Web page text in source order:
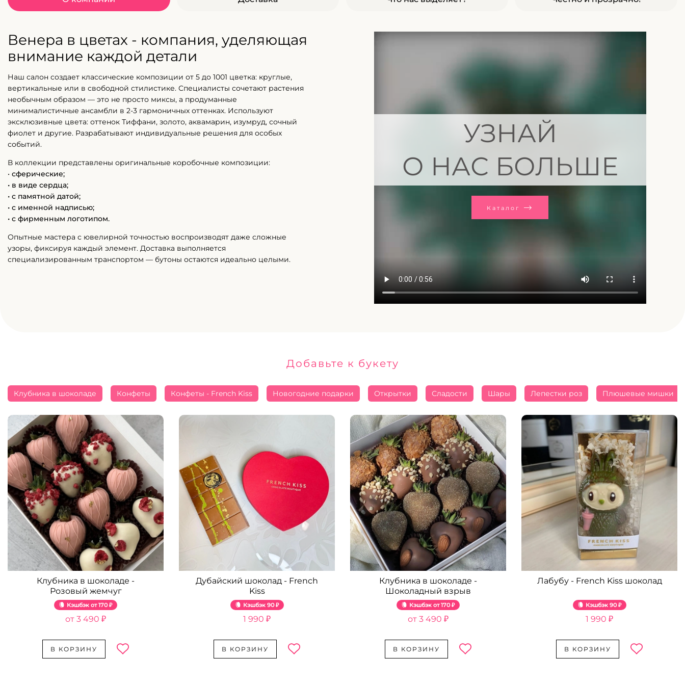
Венера в цветах - компания, уделяющая
внимание каждой детали
Наш салон создает классические композиции от 5 до 1001 цветка: круглые,
вертикальные или в свободной стилистике. Специалисты сочетают растения
необычным образом — это не просто миксы, а продуманные
минималистичные ансамбли в 2-3 гармоничных оттенках. Используют
эксклюзивные цвета: оттенок Тиффани, золото, аквамарин, изумруд, сочный
фиолет и другие. Разрабатывают индивидуальные решения для особых
событий.
В коллекции представлены оригинальные коробочные композиции:
• сферические;
• в виде сердца;
• с памятной датой;
• с именной надписью;
• с фирменным логотипом.
Опытные мастера с ювелирной точностью воспроизводят даже сложные
узоры, фиксируя каждый элемент. Доставка выполняется
специализированным транспортом — бутоны остаются идеально целыми.
УЗНАЙ
О НАС БОЛЬШЕ
Каталог
Добавьте к букету
Клубника в шоколаде Конфеты Конфеты - French Kiss Новогодние подарки Открытки Сладости Шары Лепестки роз Плюшевые мишки
Клубника в шоколаде -
Розовый жемчуг
Кэшбэк 170 ₽
3 490 ₽
В КОРЗИНУ
Дубайский шоколад - French
Kiss
Кэшбэк 90 ₽
1 990 ₽
В КОРЗИНУ
Клубника в шоколаде -
Шоколадный взрыв
Кэшбэк 170 ₽
3 490 ₽
В КОРЗИНУ
Лабубу - French Kiss шоколад
Кэшбэк 90 ₽
1 990 ₽
В КОРЗИНУ